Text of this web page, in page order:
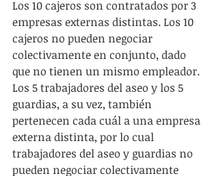
Los 10 cajeros son contratados por 3
empresas externas distintas. Los 10
cajeros no pueden negociar
colectivamente en conjunto, dado
que no tienen un mismo empleador.
Los 5 trabajadores del aseo y los 5
guardias, a su vez, también
pertenecen cada cuál a una empresa
externa distinta, por lo cual
trabajadores del aseo y guardias no
pueden negociar colectivamente